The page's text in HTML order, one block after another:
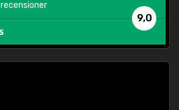
9,0
recensioner